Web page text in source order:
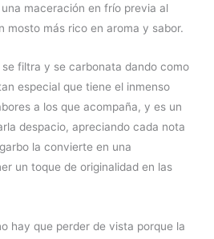
maceración en frío previa al
mosto más rico en aroma y sabor.
filtra y se carbonata dando como
especial que tiene el inmenso
a los que acompaña, y es un
despacio, apreciando cada nota
la convierte en una
un toque de originalidad en las
hay que perder de vista porque la